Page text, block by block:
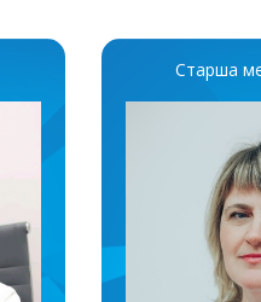
Старша